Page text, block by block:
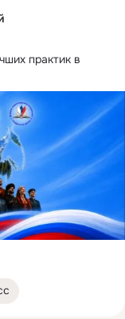
практик в